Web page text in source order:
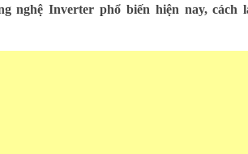
nghệ Inverter phổ biến hiện nay, cách